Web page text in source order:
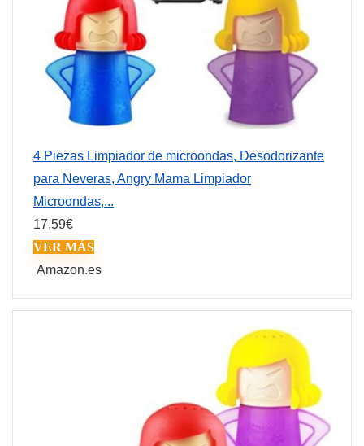
4 Piezas Limpiador de microondas, Desodorizante
para Neveras, Angry Mama Limpiador
Microondas,...
17,59€
VER MÁS
Amazon.es